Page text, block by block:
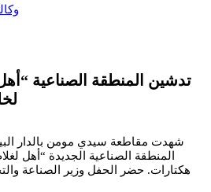
تدشين المنطقة الصناعية “أهل
لخلق
شهدت مقاطعة سيدي مومن بالدار
هكتارات. حضر الحفل وزير الصناعة